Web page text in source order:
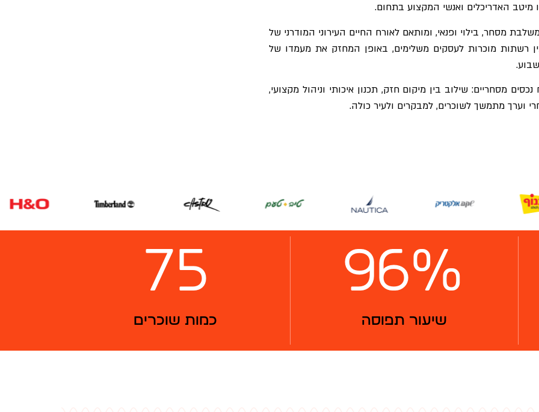
מיטב האדריכלים ואנשי המקצוע בתחום.
מסחר, בילוי ופנאי, ומותאם לאורח החיים העירוני המודרני של
רשתות מוכרות לעסקים משלימים, באופן המחזק את מעמדו של
מסחריים: שילוב בין מיקום חזק, תכנון איכותי וניהול מקצועי,
וערך מתמשך לשוכרים, למבקרים ולעיר כולה.
שיעור תפוסה
%
96
כמות שוכרים
75